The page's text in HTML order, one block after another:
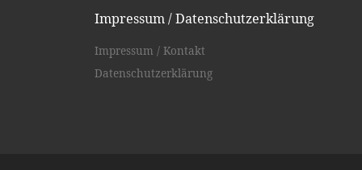
Impressum / Datenschutzerklärung
Impressum / Kontakt
Datenschutzerklärung